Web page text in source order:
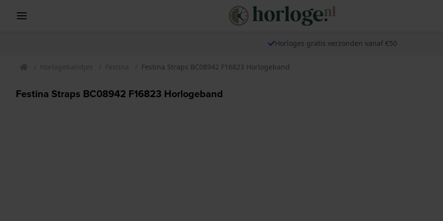
Horloges gratis verzonden vanaf €50
Horlogebandjes Festina Festina Straps BC08942 F16823 Horlogeband
Festina Straps BC08942 F16823 Horlogeband